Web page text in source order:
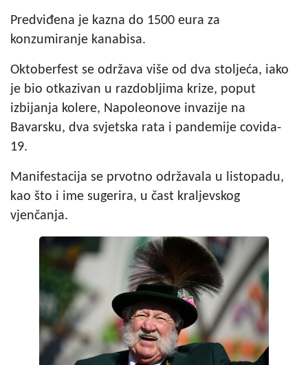
Predviđena je kazna do 1500 eura za
konzumiranje kanabisa.
Oktoberfest se održava više od dva stoljeća, iako
je bio otkazivan u razdobljima krize, poput
izbijanja kolere, Napoleonove invazije na
Bavarsku, dva svjetska rata i pandemije covida-
19.
Manifestacija se prvotno održavala u listopadu,
kao što i ime sugerira, u čast kraljevskog
vjenčanja.